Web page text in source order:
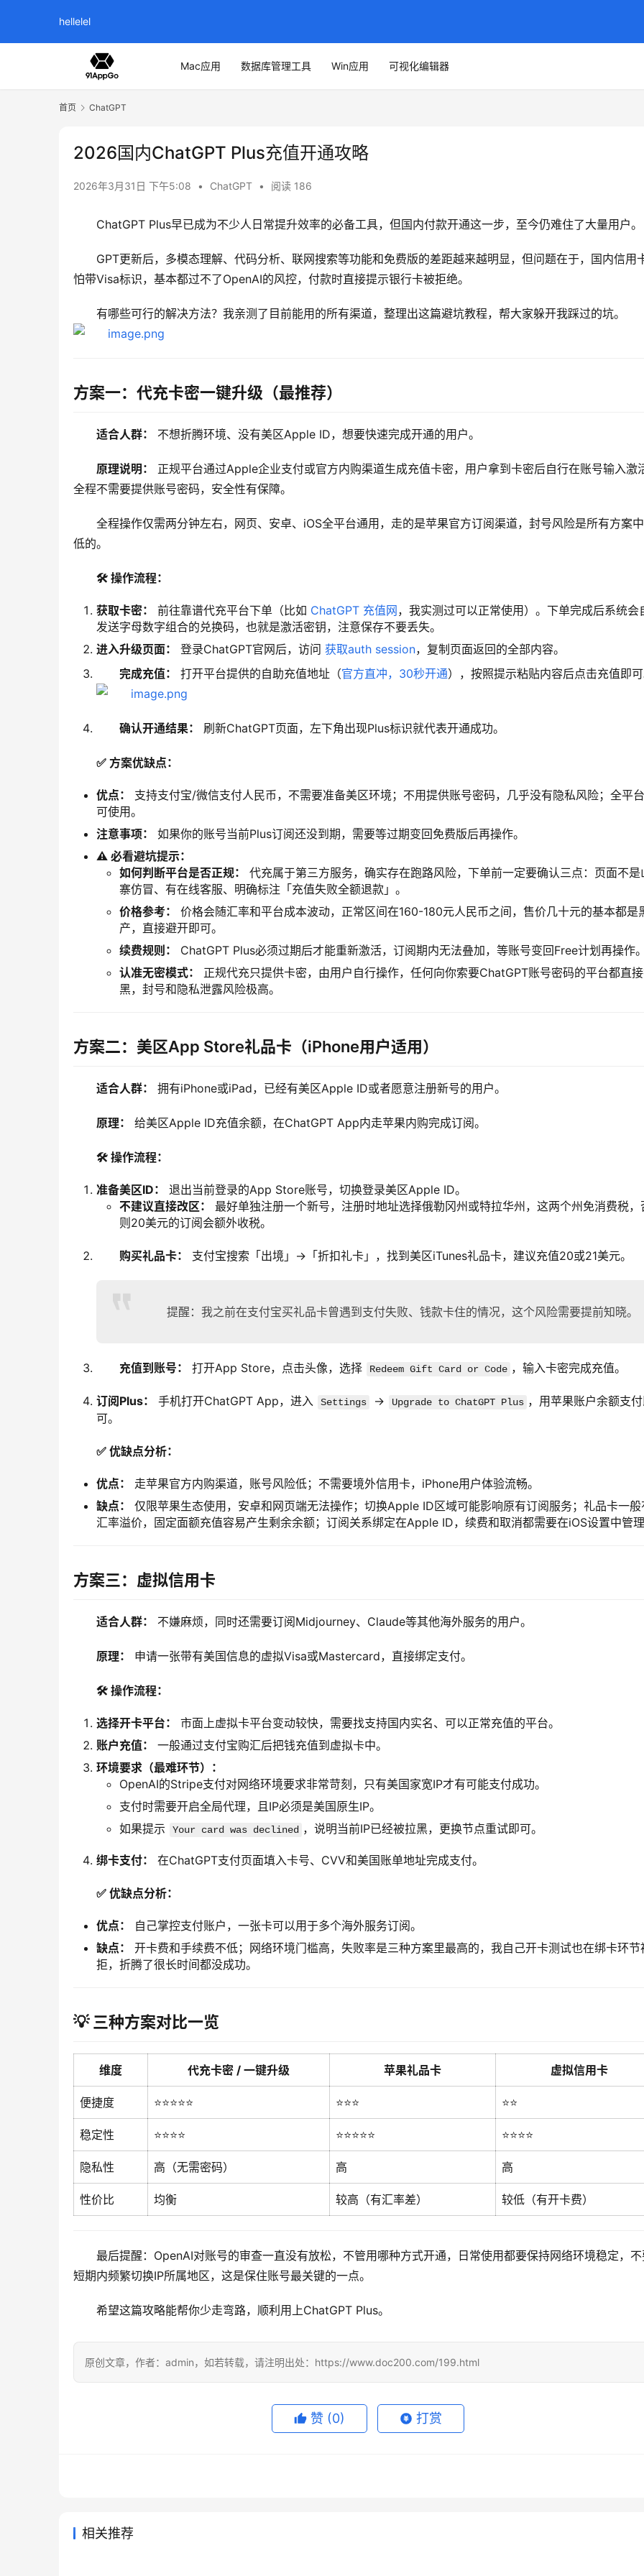
Mac应用 数据库管理工具 Win应用 可视化编辑器
首页 ChatGPT
2026国内ChatGPT Plus充值开通攻略
2026年3月31日 下午5:08 • ChatGPT • 阅读 186
ChatGPT Plus早已成为不少人日常提升效率的必备工具，但国内付款开通这一步，至今仍难住了大量用户。
GPT更新后，多模态理解、代码分析、联网搜索等功能和免费版的差距越来越明显，但问题在于，国内信用
怕带Visa标识，基本都过不了OpenAI的风控，付款时直接提示银行卡被拒绝。
有哪些可行的解决方法？我亲测了目前能用的所有渠道，整理出这篇避坑教程，帮大家躲开我踩过的坑。
方案一：代充卡密一键升级（最推荐）
适合人群： 不想折腾环境、没有美区Apple ID，想要快速完成开通的用户。
原理说明：
正规平台通过Apple企业支付或官方内购渠道生成充值卡密，用户拿到卡密后自行在账号输入激
全程不需要提供账号密码，安全性有保障。
全程操作仅需两分钟左右，网页、安卓、iOS全平台通用，走的是苹果官方订阅渠道，封号风险是所有方案
低的。
🛠️ 操作流程：
获取卡密： 前往靠谱代充平台下单（比如 ChatGPT 充值网 ，我实测过可以正常使用）。下单完成后系统会
发送字母数字组合的兑换码，也就是激活密钥，注意保存不要丢失。
进入升级页面：
登录ChatGPT官网后，访问 获取auth session，复制页面返回的全部内容。
完成充值：
打开平台提供的自助充值地址（官方直冲，30秒开通），按照提示粘贴内容后点击充值即
确认开通结果： 刷新ChatGPT页面，左下角出现Plus标识就代表开通成功。
✅ 方案优缺点：
优点：
支持支付宝/微信支付人民币，不需要准备美区环境；不用提供账号密码，几乎没有隐私风险；全平
可使用。
注意事项：
如果你的账号当前Plus订阅还没到期，需要等过期变回免费版后再操作。
⚠️ 必看避坑提示：
如何判断平台是否正规：
代充属于第三方服务，确实存在跑路风险，下单前一定要确认三点：页面不是
寨仿冒、有在线客服、明确标注「充值失败全额退款」。
价格参考：
价格会随汇率和平台成本波动，正常区间在160-180元人民币之间，售价几十元的基本都是
产，直接避开即可。
续费规则：
ChatGPT Plus必须过期后才能重新激活，订阅期内无法叠加，等账号变回Free计划再操作
认准无密模式：
正规代充只提供卡密，由用户自行操作，任何向你索要ChatGPT账号密码的平台都直
黑，封号和隐私泄露风险极高。
方案二：美区App Store礼品卡（iPhone用户适用）
适合人群： 拥有iPhone或iPad，已经有美区Apple ID或者愿意注册新号的用户。
原理： 给美区Apple ID充值余额，在ChatGPT App内走苹果内购完成订阅。
🛠️ 操作流程：
准备美区ID：
退出当前登录的App Store账号，切换登录美区Apple ID。
不建议直接改区：
最好单独注册一个新号，注册时地址选择俄勒冈州或特拉华州，这两个州免消费税，
则20美元的订阅会额外收税。
购买礼品卡： 支付宝搜索「出境」→「折扣礼卡」，找到美区iTunes礼品卡，建议充值20或21美元。
提醒：我之前在支付宝买礼品卡曾遇到支付失败、钱款卡住的情况，这个风险需要提前知晓。
充值到账号： 打开App Store，点击头像，选择 Redeem Gift Card or Code ，输入卡密完成充值。
订阅Plus： 手机打开ChatGPT App，进入 Settings → Upgrade to ChatGPT Plus ，用苹果账户余额支
可。
✅ 优缺点分析：
优点：
走苹果官方内购渠道，账号风险低；不需要境外信用卡，iPhone用户体验流畅。
缺点：
仅限苹果生态使用，安卓和网页端无法操作；切换Apple ID区域可能影响原有订阅服务；礼品卡一般
汇率溢价，固定面额充值容易产生剩余余额；订阅关系绑定在Apple ID，续费和取消都需要在iOS设置中管
方案三：虚拟信用卡
适合人群： 不嫌麻烦，同时还需要订阅Midjourney、Claude等其他海外服务的用户。
原理： 申请一张带有美国信息的虚拟Visa或Mastercard，直接绑定支付。
🛠️ 操作流程：
选择开卡平台：
市面上虚拟卡平台变动较快，需要找支持国内实名、可以正常充值的平台。
账户充值：
一般通过支付宝购汇后把钱充值到虚拟卡中。
环境要求（最难环节）：
OpenAI的Stripe支付对网络环境要求非常苛刻，只有美国家宽IP才有可能支付成功。
支付时需要开启全局代理，且IP必须是美国原生IP。
如果提示
Your card was declined ，说明当前IP已经被拉黑，更换节点重试即可。
绑卡支付： 在ChatGPT支付页面填入卡号、CVV和美国账单地址完成支付。
✅ 优缺点分析：
优点：
自己掌控支付账户，一张卡可以用于多个海外服务订阅。
缺点：
开卡费和手续费不低；网络环境门槛高，失败率是三种方案里最高的，我自己开卡测试也在绑卡环节
拒，折腾了很长时间都没成功。
💡 三种方案对比一览
维度 代充卡密 / 一键升级 苹果礼品卡 虚拟信用卡
便捷度 ⭐⭐⭐⭐⭐ ⭐⭐⭐ ⭐⭐
稳定性 ⭐⭐⭐⭐ ⭐⭐⭐⭐⭐ ⭐⭐⭐⭐
隐私性 高（无需密码） 高 高
性价比 均衡 较高（有汇率差） 较低（有开卡费）
最后提醒：OpenAI对账号的审查一直没有放松，不管用哪种方式开通，日常使用都要保持网络环境稳定，
短期内频繁切换IP所属地区，这是保住账号最关键的一点。
希望这篇攻略能帮你少走弯路，顺利用上ChatGPT Plus。
原创文章，作者：admin，如若转载，请注明出处：https://www.doc200.com/199.html
赞 (0) 打赏
相关推荐
hellelel